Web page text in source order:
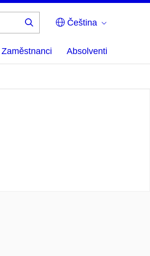
Čeština
Zaměstnanci Absolventi